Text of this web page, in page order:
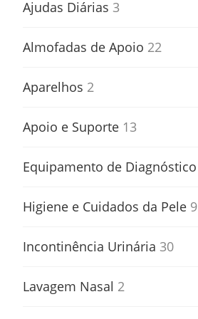
Ajudas Diárias 3
Almofadas de Apoio 22
Aparelhos 2
Apoio e Suporte 13
Equipamento de Diagnóstico
Higiene e Cuidados da Pele 9
Incontinência Urinária 30
Lavagem Nasal 2